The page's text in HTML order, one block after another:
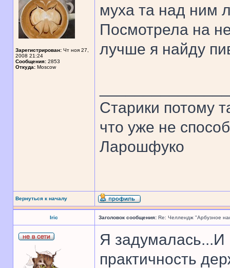
Зарегистрирован: Чт ноя 27,
2008 21:24
Сообщения: 2853
Откуда: Moscow
муха та над ним
Посмотрела на
лучше я найду
Старики потому
что уже не
Ларошфуко
Вернуться к началу
Iric Заголовок сообщения: Re: Челлендж "Арбузное
Я
практичность